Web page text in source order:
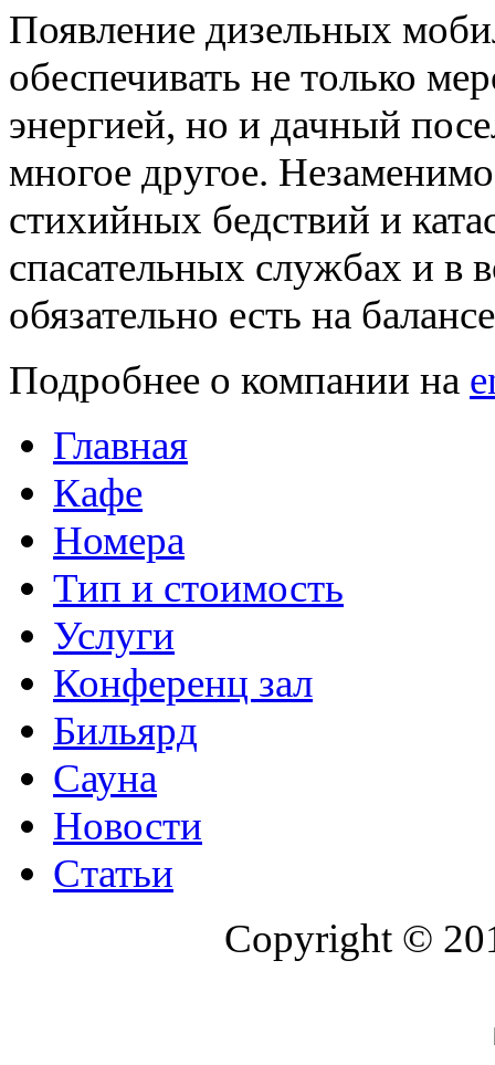
Появление дизельных
обеспечивать не только
энергией, но и дачный
многое другое.
стихийных бедствий и
спасательных службах и
обязательно есть на
Подробнее о компании на
Главная
Кафе
Номера
Тип и стоимость
Услуги
Конференц зал
Бильярд
Сауна
Новости
Статьи
Copyright ©